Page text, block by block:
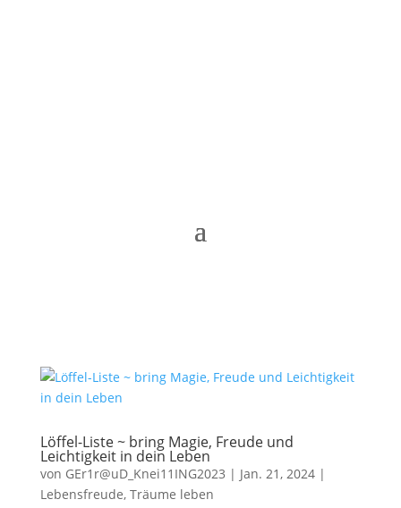
Löffel-Liste ~ bring Magie, Freude und
Leichtigkeit in dein Leben
von GEr1r@uD_Knei11ING2023 | Jan. 21, 2024|
Lebensfreude, Träume leben